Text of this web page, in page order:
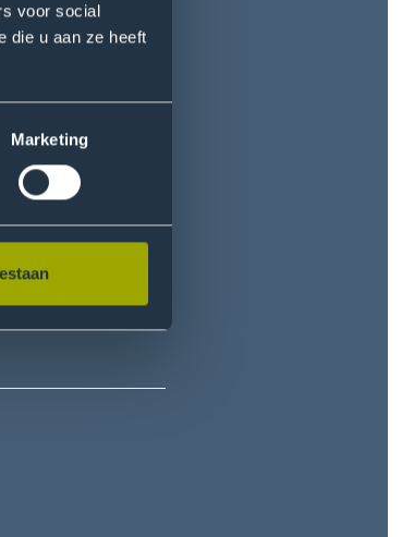
voor social
die u aan ze heeft
Marketing